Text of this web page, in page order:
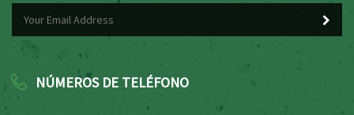
NÚMEROS DE TELÉFONO